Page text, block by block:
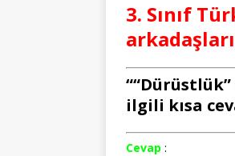
3. Sınıf
ilgili kısa
Cevap :